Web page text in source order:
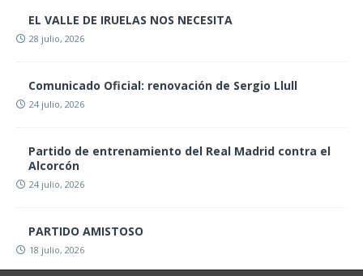
EL VALLE DE IRUELAS NOS NECESITA
28 julio, 2026
Comunicado Oficial: renovación de Sergio Llull
24 julio, 2026
Partido de entrenamiento del Real Madrid contra el
Alcorcón
24 julio, 2026
PARTIDO AMISTOSO
18 julio, 2026